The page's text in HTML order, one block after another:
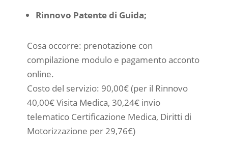
Rinnovo Patente di Guida;
Cosa occorre: prenotazione con
compilazione modulo e pagamento acconto
online.
Costo del servizio: 90,00€ (per il Rinnovo
40,00€ Visita Medica, 30,24€ invio
telematico Certificazione Medica, Diritti di
Motorizzazione per 29,76€)